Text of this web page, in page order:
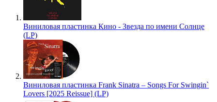
Виниловая пластинка Кино - Звезда по имени Солнце
(LP)
Виниловая пластинка Frank Sinatra – Songs For Swingin`
Lovers [2025 Reissue] (LP)